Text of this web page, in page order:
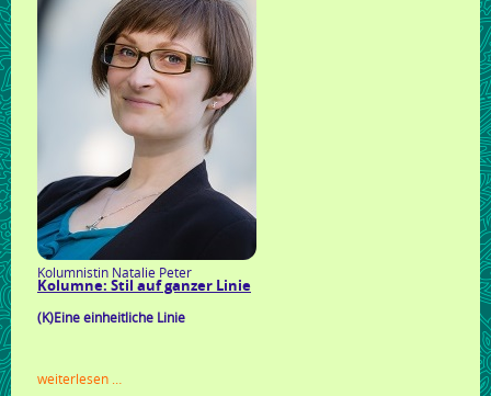
Kolumnistin Natalie Peter
Kolumne: Stil auf ganzer Linie
(K)Eine einheitliche Linie
weiterlesen …